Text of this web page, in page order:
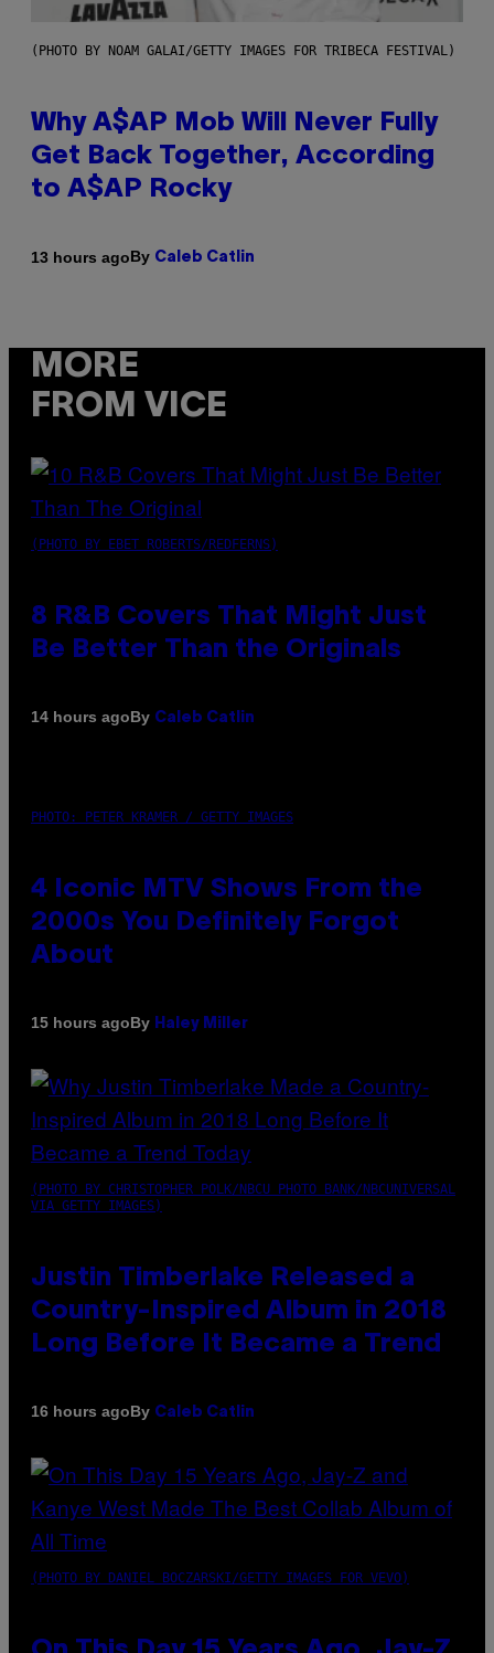
(PHOTO BY NOAM GALAI/GETTY IMAGES FOR TRIBECA FESTIVAL)
Why A$AP Mob Will Never Fully
Get Back Together, According
to A$AP Rocky
13 hours agoBy Caleb Catlin
MORE
FROM VICE
(PHOTO BY EBET ROBERTS/REDFERNS)
8 R&B Covers That Might Just
Be Better Than the Originals
14 hours agoBy Caleb Catlin
PHOTO: PETER KRAMER / GETTY IMAGES
4 Iconic MTV Shows From the
2000s You Definitely Forgot
About
15 hours agoBy Haley Miller
(PHOTO BY CHRISTOPHER POLK/NBCU PHOTO BANK/NBCUNIVERSAL
VIA GETTY IMAGES)
Justin Timberlake Released a
Country-Inspired Album in 2018
Long Before It Became a Trend
16 hours agoBy Caleb Catlin
(PHOTO BY DANIEL BOCZARSKI/GETTY IMAGES FOR VEVO)